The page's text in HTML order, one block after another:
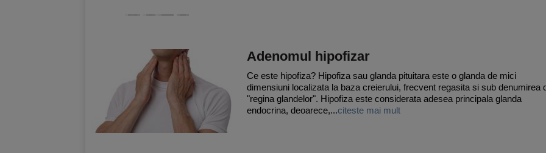
Adenomul hipofizar
Ce este hipofiza? Hipofiza sau glanda pituitara este o glanda de mici
dimensiuni localizata la baza creierului, frecvent regasita si sub denumirea
"regina glandelor". Hipofiza este considerata adesea principala glanda
endocrina, deoarece,...citeste mai mult